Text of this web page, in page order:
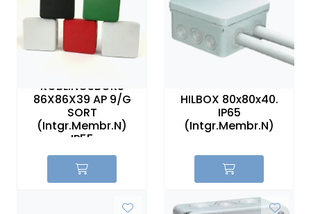
KOBLINGSBOKS
86X86X39 AP 9/G
SORT
(Intgr.Membr.N)
IP55
HILBOX 80x80x40.
IP65
(Intgr.Membr.N)